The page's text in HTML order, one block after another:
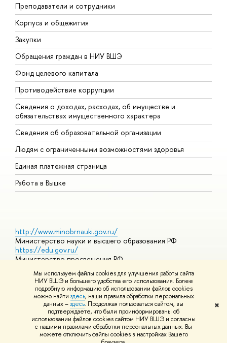
Мы используем файлы cookies для улучшения работы сайта
НИУ ВШЭ и большего удобства его использования. Более
подробную информацию об использовании файлов cookies
можно найти здесь, наши правила обработки персональных
данных –здесь. Продолжая пользоваться сайтом, вы
подтверждаете, что были проинформированы об
использовании файлов cookies сайтом НИУ ВШЭ и согласны
с нашими правилами обработки персональных данных. Вы
можете отключить файлы cookies в настройках Вашего
✖
Преподаватели и сотрудники
Корпуса и общежития
Закупки
Обращения граждан в НИУ ВШЭ
Фонд целевого капитала
Противодействие коррупции
Сведения о доходах, расходах, об имуществе и
обязательствах имущественного характера
Сведения об образовательной организации
Людям с ограниченными возможностями здоровья
Единая платежная страница
Работа в Вышке
http://www.minobrnauki.gov.ru/
Министерство науки и высшего образования РФ
https://edu.gov.ru/
Министерство просвещения РФ
https://elearning.hse.ru/mooc
Массовые открытые онлайн-курсы
© НИУ ВШЭ 1993–2026 Адреса и контактыУсловия
использования материалов Политика конфиденциальности
Шрифты HSE Sans и HSE Slab разработаны вШколе дизайна НИУ